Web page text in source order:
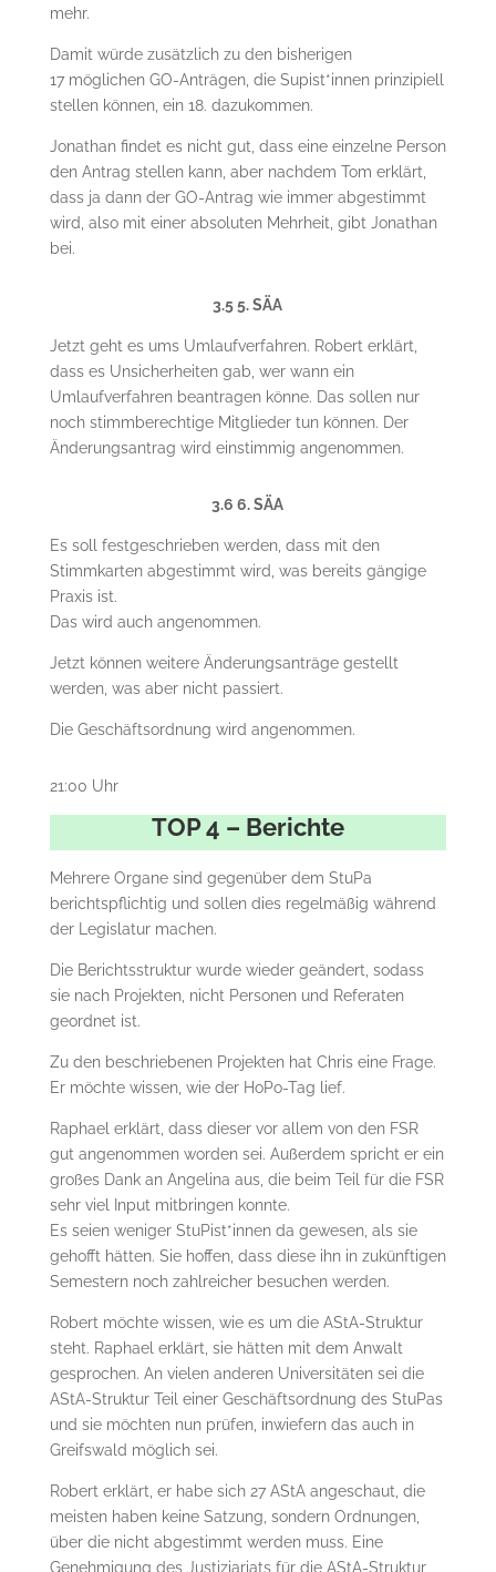
mehr.
Damit würde zusätzlich zu den bisherigen
17 möglichen GO-Anträgen, die Supist*innen prinzipiell
stellen können, ein 18. dazukommen.
Jonathan findet es nicht gut, dass eine einzelne Person
den Antrag stellen kann, aber nachdem Tom erklärt,
dass ja dann der GO-Antrag wie immer abgestimmt
wird, also mit einer absoluten Mehrheit, gibt Jonathan
bei.
3.5 5. SÄA
Jetzt geht es ums Umlaufverfahren. Robert erklärt,
dass es Unsicherheiten gab, wer wann ein
Umlaufverfahren beantragen könne. Das sollen nur
noch stimmberechtige Mitglieder tun können. Der
Änderungsantrag wird einstimmig angenommen.
3.6 6. SÄA
Es soll festgeschrieben werden, dass mit den
Stimmkarten abgestimmt wird, was bereits gängige
Praxis ist.
Das wird auch angenommen.
Jetzt können weitere Änderungsanträge gestellt
werden, was aber nicht passiert.
Die Geschäftsordnung wird angenommen.
21:00 Uhr
TOP 4 – Berichte
Mehrere Organe sind gegenüber dem StuPa
berichtspflichtig und sollen dies regelmäßig während
der Legislatur machen.
Die Berichtsstruktur wurde wieder geändert, sodass
sie nach Projekten, nicht Personen und Referaten
geordnet ist.
Zu den beschriebenen Projekten hat Chris eine Frage.
Er möchte wissen, wie der HoPo-Tag lief.
Raphael erklärt, dass dieser vor allem von den FSR
gut angenommen worden sei. Außerdem spricht er ein
großes Dank an Angelina aus, die beim Teil für die FSR
sehr viel Input mitbringen konnte.
Es seien weniger StuPist*innen da gewesen, als sie
gehofft hätten. Sie hoffen, dass diese ihn in zukünftigen
Semestern noch zahlreicher besuchen werden.
Robert möchte wissen, wie es um die AStA-Struktur
steht. Raphael erklärt, sie hätten mit dem Anwalt
gesprochen. An vielen anderen Universitäten sei die
AStA-Struktur Teil einer Geschäftsordnung des StuPas
und sie möchten nun prüfen, inwiefern das auch in
Greifswald möglich sei.
Robert erklärt, er habe sich 27 AStA angeschaut, die
meisten haben keine Satzung, sondern Ordnungen,
über die nicht abgestimmt werden muss. Eine
Genehmigung des Justiziariats für die AStA-Struktur